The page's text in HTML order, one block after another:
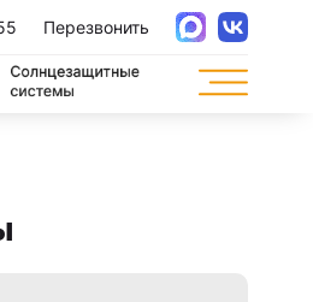
Перезвонить